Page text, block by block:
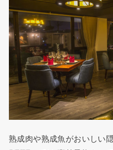
熟成肉や熟成魚がおいしい